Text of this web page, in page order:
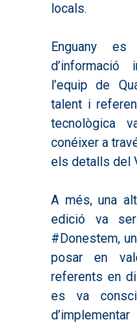
locals.
Enguany
d’informació
l’equip de
talent i
tecnològica
conéixer a
els detalls del
A més, una
edició va
#Donestem,
posar en
referents en
es va